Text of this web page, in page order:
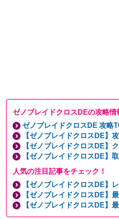
ゼノブレイドクロスDEの攻略情
ゼノブレイドクロスDE 攻略
【ゼノブレイドクロスDE】
【ゼノブレイドクロスDE】
【ゼノブレイドクロスDE】
人気の注目記事をチェック！
【ゼノブレイドクロスDE】
【ゼノブレイドクロスDE】
【ゼノブレイドクロスDE】